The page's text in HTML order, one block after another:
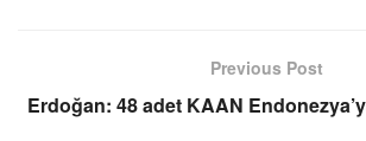
Previous Post
Erdoğan: 48 adet KAAN